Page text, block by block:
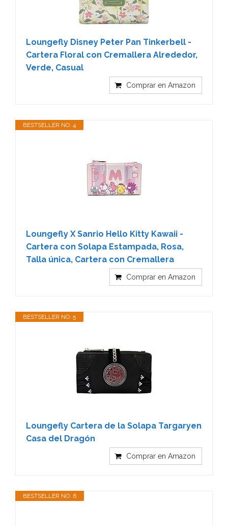
Loungefly Disney Peter Pan Tinkerbell -
Cartera Floral con Cremallera Alrededor,
Verde, Casual
Comprar en Amazon
BESTSELLER NO. 4
Loungefly X Sanrio Hello Kitty Kawaii -
Cartera con Solapa Estampada, Rosa,
Talla única, Cartera con Cremallera
Comprar en Amazon
BESTSELLER NO. 5
Loungefly Cartera de la Solapa Targaryen
Casa del Dragón
Comprar en Amazon
BESTSELLER NO. 6